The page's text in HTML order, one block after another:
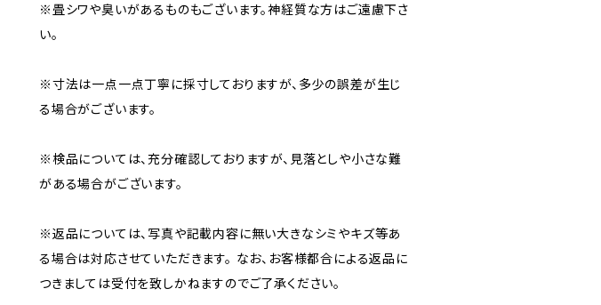
※畳シワや臭いがあるものもございます。神経質な方はご遠慮下さ
い。
※寸法は一点一点丁寧に採寸しておりますが、多少の誤差が生じ
る場合がございます。
※検品については、充分確認しておりますが、見落としや小さな難
がある場合がございます。
※返品については、写真や記載内容に無い大きなシミやキズ等あ
る場合は対応させていただきます。 なお、お客様都合による返品に
つきましては受付を致しかねますのでご了承ください。